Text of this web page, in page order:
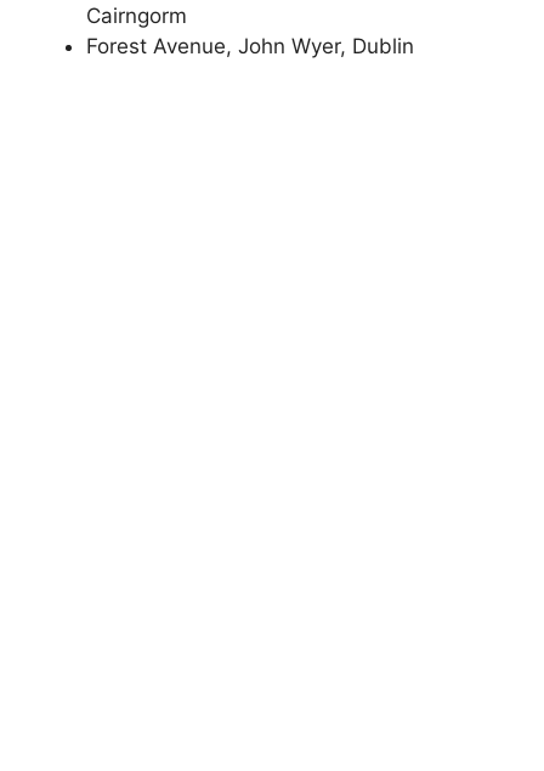
Cairngorm
Forest Avenue, John Wyer, Dublin